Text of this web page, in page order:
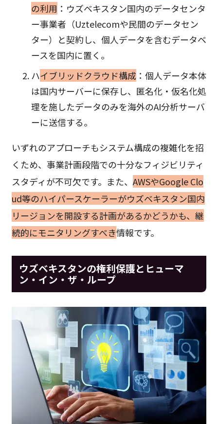
の利用 ：ウズベキスタン国内のデータセンタ
ー事業者（Uztelecomや民間のデータセン
ター）と契約し、個人データを含むデータベ
ースを国内に置く。
ハイブリッドクラウド構成 ：個人データ本体
は国内サーバーに保存し、匿名化・仮名化処
理を施したデータのみを海外のAI分析サーバ
ーに送信する。
いずれのアプローチもシステム構成の複雑化を招
くため、事業計画段階での十分なフィジビリティ
スタディが不可欠です。また、AWSやGoogle Clo
ud等のハイパースケーラーがウズベキスタン国内
リージョンを開設する計画があるかどうかも、継
続的にモニタリングすべき情報です。
ウズベキスタンの権利保護とヒューマ
ン・イン・ザ・ループ